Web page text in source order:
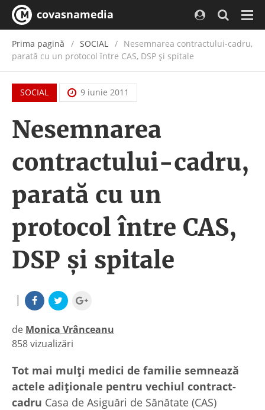
covasnamedia
Prima pagină SOCIAL
Nesemnarea contractului-cadru,
parată cu un protocol între CAS, DSP și spitale
SOCIAL 9 iunie 2011
Nesemnarea
contractului-cadru,
parată cu un
protocol între CAS,
DSP și spitale
|
de Monica Vrânceanu
|
858 vizualizări
Tot mai mulţi medici de familie semnează
actele adiţionale pentru vechiul contract-
cadru Casa de Asiguări de Sănătate (CAS)